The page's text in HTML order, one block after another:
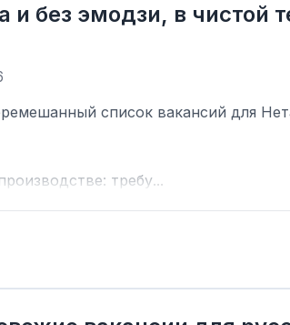
и без эмодзи, в чистой
список вакансий для
требу...